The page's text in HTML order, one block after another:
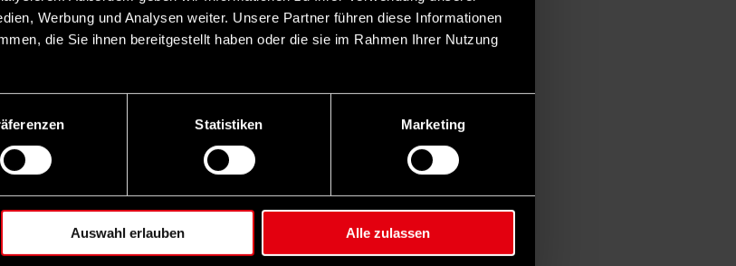
Werbung und Analysen weiter. Unsere Partner führen diese Informationen
die Sie ihnen bereitgestellt haben oder die sie im Rahmen Ihrer Nutzung
Statistiken Marketing
Auswahl erlauben Alle zulassen